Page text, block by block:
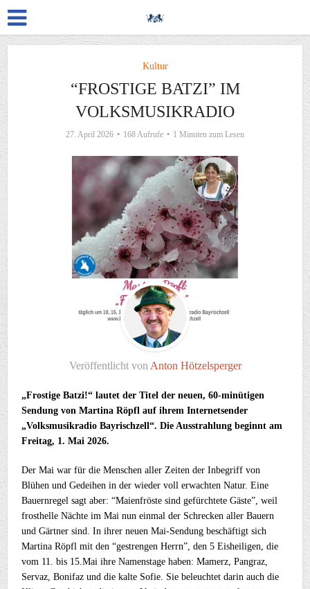
Kultur
“FROSTIGE BATZI” IM
VOLKSMUSIKRADIO
27. April 2026 168 Aufrufe 1 Minuten zum Lesen
Veröffentlicht von Anton Hötzelsperger
„Frostige Batzi!“ lautet der Titel der neuen, 60-minütigen
Sendung von Martina Röpfl auf ihrem Internetsender
„Volksmusikradio Bayrischzell“. Die Ausstrahlung beginnt am
Freitag, 1. Mai 2026.
Der Mai war für die Menschen aller Zeiten der Inbegriff von
Blühen und Gedeihen in der wieder voll erwachten Natur. Eine
Bauernregel sagt aber: “Maienfröste sind gefürchtete Gäste”, weil
frosthelle Nächte im Mai nun einmal der Schrecken aller Bauern
und Gärtner sind. In ihrer neuen Mai-Sendung beschäftigt sich
Martina Röpfl mit den “gestrengen Herrn”, den 5 Eisheiligen, die
vom 11. bis 15.Mai ihre Namenstage haben: Mamerz, Pangraz,
Servaz, Bonifaz und die kalte Sofie. Sie beleuchtet darin auch die